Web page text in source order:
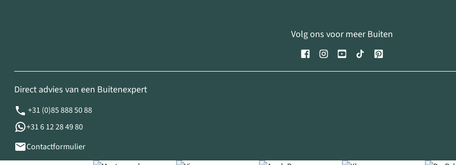
Volg ons voor meer Buiten
Direct advies van een Buitenexpert
+31 (0)85 888 50 88
+31 6 12 28 49 80
Contactformulier